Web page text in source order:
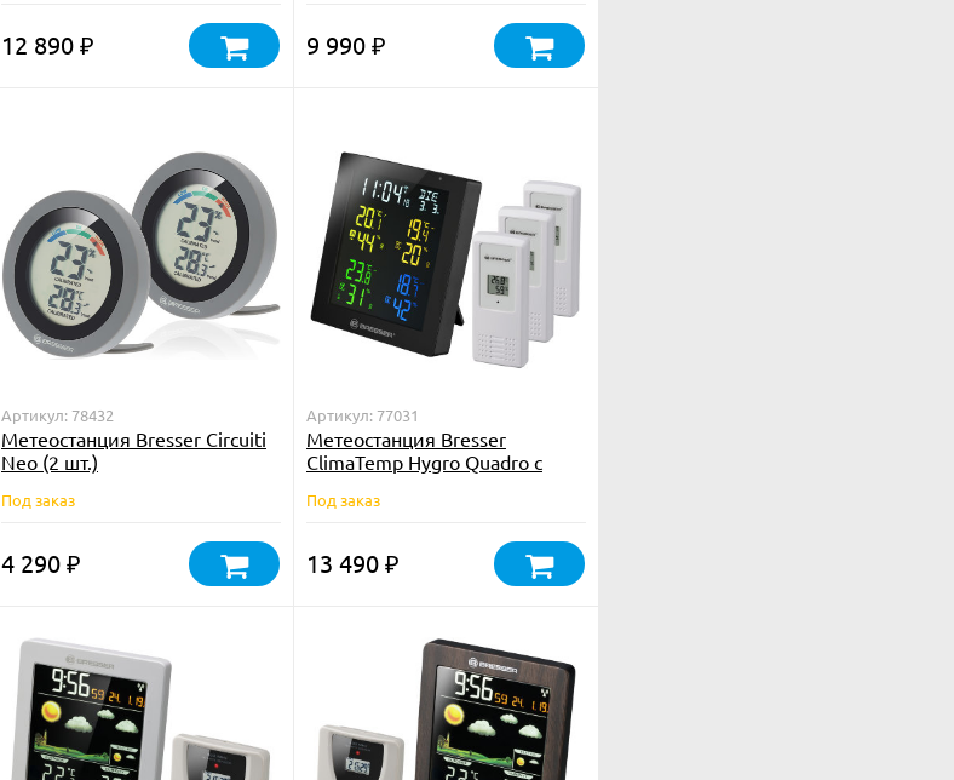
12 890 ₽ 9 990 ₽
Артикул: 78432
Метеостанция Bresser Circuiti
Neo (2 шт.)
Под заказ
4 290 ₽
Артикул: 77031
Метеостанция Bresser
ClimaTemp Hygro Quadro с
Под заказ
13 490 ₽